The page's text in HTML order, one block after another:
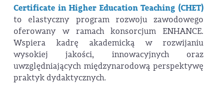
Certificate in Higher Education Teaching (CHET)
to elastyczny program rozwoju zawodowego
oferowany w ramach konsorcjum ENHANCE.
Wspiera kadrę akademicką w rozwijaniu
wysokiej jakości, innowacyjnych oraz
uwzględniających międzynarodową perspektywę
praktyk dydaktycznych.